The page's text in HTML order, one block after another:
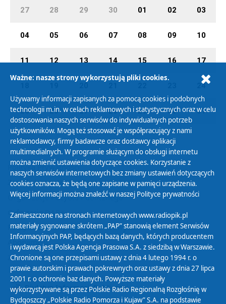
27 28 29 30 01 02 03
04 05 06 07 08 09 10
11 12 13 14 15 16 17
24
25 26 27 28 29 30 31
Polityka Prywatności
Zasady korzystania z Serwisu
Organizacje Pożytku Publicznego
Cyfryzacja DAB+
Polityka ochrony danych osobowych
Abonament
Zamówienia publiczne
Biuletyn Informacji Publicznej
Ważne: nasze strony wykorzystują pliki cookies.
Używamy informacji zapisanych za pomocą cookies i podobnych
technologii m.in. w celach reklamowych i statystycznych oraz w celu
dostosowania naszych serwisów do indywidualnych potrzeb
użytkowników. Mogą też stosować je współpracujący z nami
reklamodawcy, firmy badawcze oraz dostawcy aplikacji
multimedialnych. W programie służącym do obsługi internetu
można zmienić ustawienia dotyczące cookies. Korzystanie z
naszych serwisów internetowych bez zmiany ustawień dotyczących
cookies oznacza, że będą one zapisane w pamięci urządzenia.
Więcej informacji można znaleźć w naszej Polityce prywatności
Zamieszczone na stronach internetowych www.radiopik.pl
materiały sygnowane skrótem „PAP” stanowią element Serwisów
Informacyjnych PAP, będących bazą danych, których producentem
i wydawcą jest Polska Agencja Prasowa S.A. z siedzibą w Warszawie.
Chronione są one przepisami ustawy z dnia 4 lutego 1994 r. o
prawie autorskim i prawach pokrewnych oraz ustawy z dnia 27 lipca
2001 r. o ochronie baz danych. Powyższe materiały
wykorzystywane są przez Polskie Radio Regionalną Rozgłośnię w
Bydgoszczy „Polskie Radio Pomorza i Kujaw” S.A. na podstawie